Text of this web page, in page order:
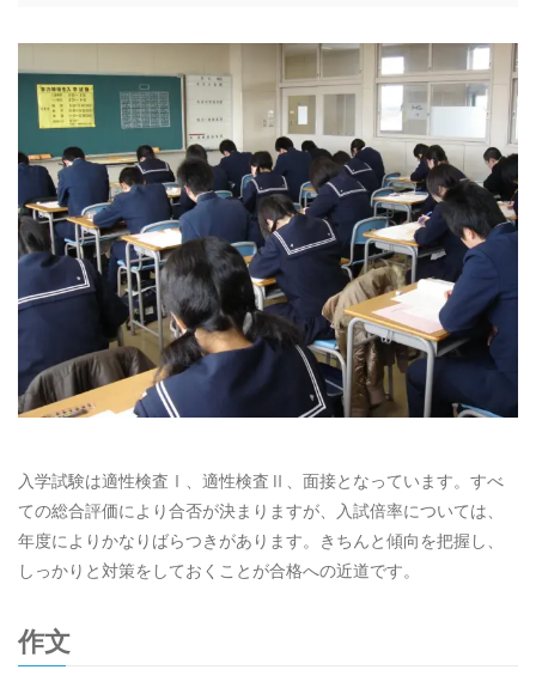
入学試験は適性検査Ⅰ、適性検査Ⅱ、面接となっています。すべ
ての総合評価により合否が決まりますが、入試倍率については、
年度によりかなりばらつきがあります。きちんと傾向を把握し、
しっかりと対策をしておくことが合格への近道です。
作文